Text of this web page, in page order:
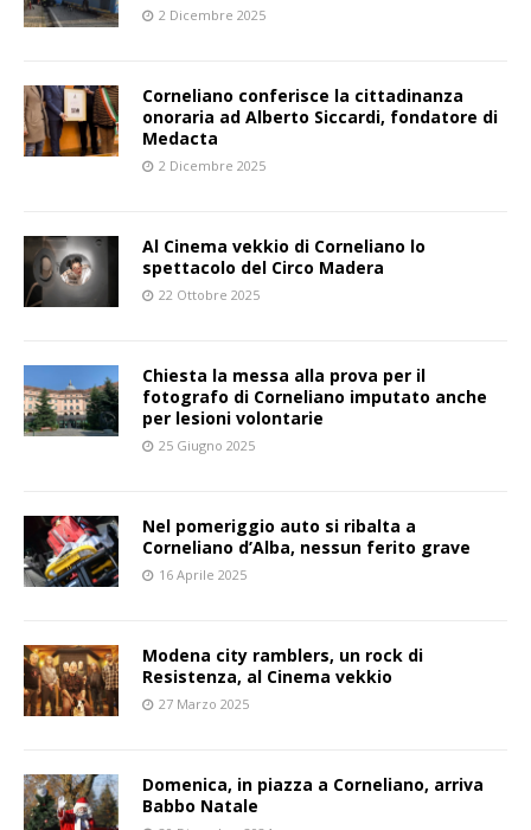
2 Dicembre 2025
Corneliano conferisce la cittadinanza
onoraria ad Alberto Siccardi, fondatore di
Medacta
2 Dicembre 2025
Al Cinema vekkio di Corneliano lo
spettacolo del Circo Madera
22 Ottobre 2025
Chiesta la messa alla prova per il
fotografo di Corneliano imputato anche
per lesioni volontarie
25 Giugno 2025
Nel pomeriggio auto si ribalta a
Corneliano d’Alba, nessun ferito grave
16 Aprile 2025
Modena city ramblers, un rock di
Resistenza, al Cinema vekkio
27 Marzo 2025
Domenica, in piazza a Corneliano, arriva
Babbo Natale